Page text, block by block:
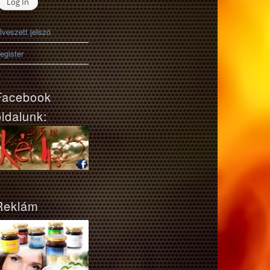
jelszó